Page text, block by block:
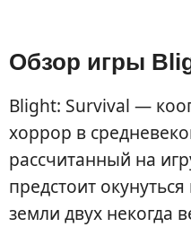
Обзор игры
Blight: Survival —
хоррор в
рассчитанный на
предстоит
земли двух некогда